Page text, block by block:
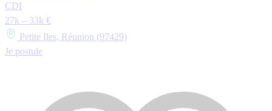
CDI
27k – 33k €
Petite Iles, Réunion (97429)
Je postule